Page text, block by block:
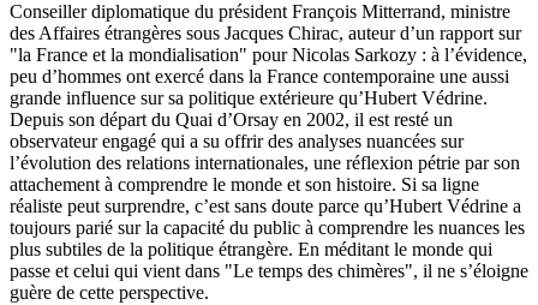
Conseiller diplomatique du président François Mitterrand, ministre
des Affaires étrangères sous Jacques Chirac, auteur d’un rapport sur
"la France et la mondialisation" pour Nicolas Sarkozy : à l’évidence,
peu d’hommes ont exercé dans la France contemporaine une aussi
grande influence sur sa politique extérieure qu’Hubert Védrine.
Depuis son départ du Quai d’Orsay en 2002, il est resté un
observateur engagé qui a su offrir des analyses nuancées sur
l’évolution des relations internationales, une réflexion pétrie par son
attachement à comprendre le monde et son histoire. Si sa ligne
réaliste peut surprendre, c’est sans doute parce qu’Hubert Védrine a
toujours parié sur la capacité du public à comprendre les nuances les
plus subtiles de la politique étrangère. En méditant le monde qui
passe et celui qui vient dans "Le temps des chimères", il ne s’éloigne
guère de cette perspective.